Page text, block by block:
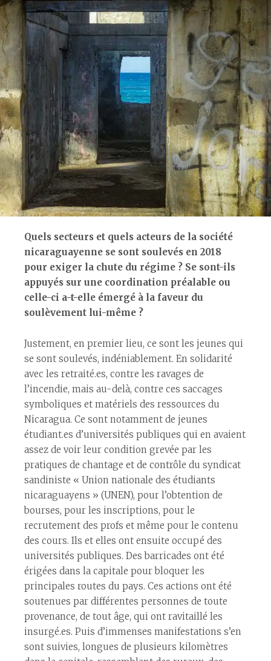
Quels secteurs et quels acteurs de la société
nicaraguayenne se sont soulevés en 2018
pour exiger la chute du régime ? Se sont-ils
appuyés sur une coordination préalable ou
celle-ci a-t-elle émergé à la faveur du
soulèvement lui-même ?
Justement, en premier lieu, ce sont les jeunes qui
se sont soulevés, indéniablement. En solidarité
avec les retraité.es, contre les ravages de
l’incendie, mais au-delà, contre ces saccages
symboliques et matériels des ressources du
Nicaragua. Ce sont notamment de jeunes
étudiant.es d’universités publiques qui en avaient
assez de voir leur condition grevée par les
pratiques de chantage et de contrôle du syndicat
sandiniste « Union nationale des étudiants
nicaraguayens » (UNEN), pour l’obtention de
bourses, pour les inscriptions, pour le
recrutement des profs et même pour le contenu
des cours. Ils et elles ont ensuite occupé des
universités publiques. Des barricades ont été
érigées dans la capitale pour bloquer les
principales routes du pays. Ces actions ont été
soutenues par différentes personnes de toute
provenance, de tout âge, qui ont ravitaillé les
insurgé.es. Puis d’immenses manifestations s’en
sont suivies, longues de plusieurs kilomètres